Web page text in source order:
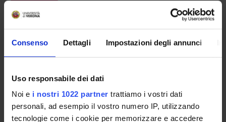
Consenso Dettagli Impostazioni degli annunci
Uso responsabile dei dati
Noi e i nostri 1022 partner trattiamo i vostri dati
personali, ad esempio il vostro numero IP, utilizzando
tecnologie come i cookie per memorizzare e accedere
Insegnamenti
Calendario didattico
Orario lezioni
Piani didattici